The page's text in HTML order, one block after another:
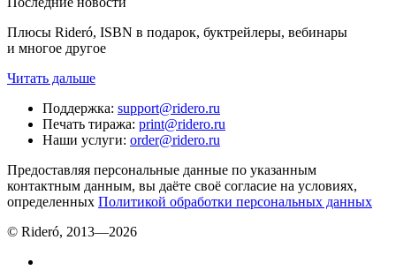
Плюсы Rideró, ISBN в подарок, буктрейлеры, вебинары
и многое другое
Читать дальше
Поддержка: support@ridero.ru
Печать тиража: print@ridero.ru
Наши услуги: order@ridero.ru
Предоставляя персональные данные по указанным
контактным данным, вы даёте своё согласие на условиях,
определенных Политикой обработки персональных данных
© Rideró, 2013—2026